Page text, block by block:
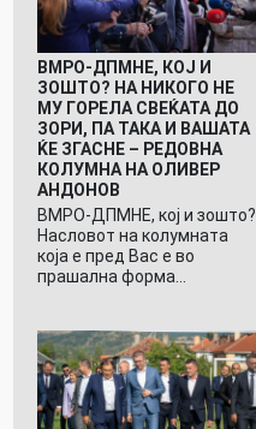
ВМРО-ДПМНЕ, КОЈ И
ЗОШТО? НА НИКОГО НЕ
МУ ГОРЕЛА СВЕЌАТА ДО
ЗОРИ, ПА ТАКА И ВАШАТА
ЌЕ ЗГАСНЕ – РЕДОВНА
КОЛУМНА НА ОЛИВЕР
АНДОНОВ
ВМРО-ДПМНЕ, кој и зошто?
Насловот на колумната
која е пред Вас е во
прашална форма…